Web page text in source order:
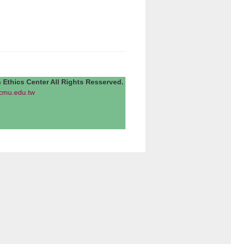
Ethics Center All Rights Resserved.